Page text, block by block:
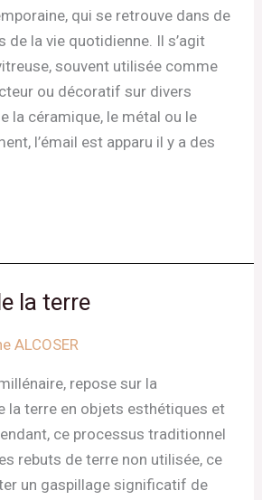
qui se retrouve dans de
de la vie quotidienne. Il s’agit
souvent utilisée comme
ou décoratif sur divers
la céramique, le métal ou le
l’émail est apparu il y a des
la terre
ALCOSER
repose sur la
la terre en objets esthétiques et
ce processus traditionnel
rebuts de terre non utilisée, ce
un gaspillage significatif de